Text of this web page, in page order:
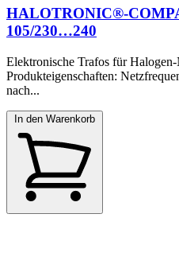
HALOTRONIC®-
105/230…240
Elektronische Trafos für
Produkteigenschaften:
nach...
In den Warenkorb